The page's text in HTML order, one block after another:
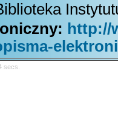
http://
secs.